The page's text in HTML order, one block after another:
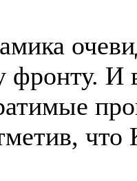
фронту. И
что